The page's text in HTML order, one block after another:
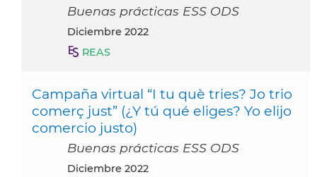
Buenas prácticas ESS ODS
diciembre 2022
REAS
Campaña virtual “I tu què tries? Jo trio
comerç just” (¿Y tú qué eliges? Yo elijo
comercio justo)
Buenas prácticas ESS ODS
diciembre 2022